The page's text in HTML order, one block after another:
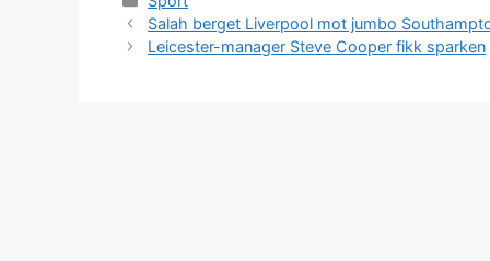
Salah berget Liverpool mot jumbo
Leicester-manager Steve Cooper fikk sparken